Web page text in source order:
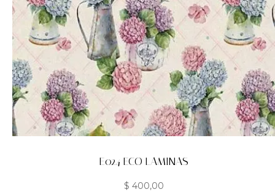
E024 ECO LAMINAS
$ 400,00